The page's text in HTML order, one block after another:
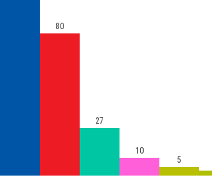
80
27
10
5